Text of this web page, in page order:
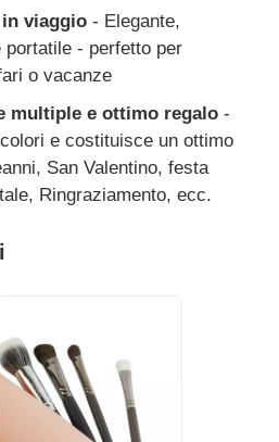
silicone
viaggio - Elegante,
portatile - perfetto per
o vacanze
multiple e ottimo regalo -
e costituisce un ottimo
San Valentino, festa
Ringraziamento, ecc.